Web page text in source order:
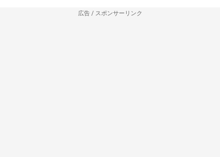
広告 / スポンサーリンク